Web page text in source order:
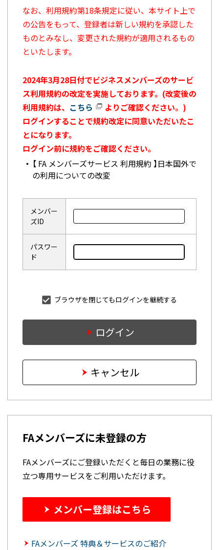
なお、利用規約第18条規定に従い、本サイト上で
の公告をもって、登録者は新しい規約を承認した
ものとみなし、変更された規約が適用されるもの
といたします。
2024年3月28日付でビジネスメンバーズのサービ
ス利用規約の改定を実施しております。(改変後の
利用規約は、 こちら
よりご確認ください。)
ログインすることで規約改定に同意いただいたこ
とになります。
ログイン前に規約をご確認ください。
【 FA メンバーズサービス 利用規約 】日本国外で
の利用についての改変
メンバー
ズID
パスワー
ド
ブラウザを閉じてもログインを継続する
ログイン
キャンセル
FAメンバーズに未登録の方
FAメンバーズにご登録いただくと毎日の業務に役
立つ専用サービスをご利用いただけます。
メンバー登録はこちら
FAメンバーズ 特典＆サービスのご紹介